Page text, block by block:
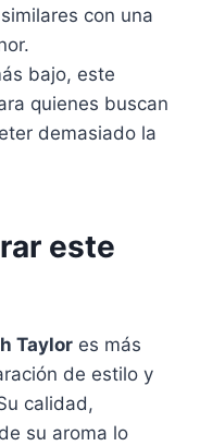
con una
bajo, este
quienes buscan
demasiado la
este
Taylor es más
de estilo y
calidad,
su aroma lo